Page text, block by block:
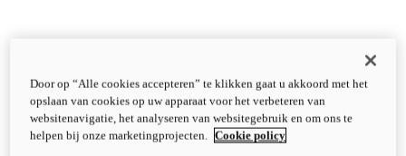
Door op “Alle cookies accepteren” te klikken gaat u akkoord met het
opslaan van cookies op uw apparaat voor het verbeteren van
websitenavigatie, het analyseren van websitegebruik en om ons te
helpen bij onze marketingprojecten.
Cookie policy